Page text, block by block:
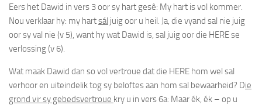
Eers het Dawid in vers 3 oor sy hart gesê: My hart is vol kommer.
Nou verklaar hy: my hartsál juig oor u heil. Ja, die vyand sal nie juig
oor sy val nie (v 5), want hy wat Dawid is, sal juigoor die HERE se
verlossing (v 6).
Wat maak Dawid dan so vol vertroue dat die HERE hom wel sal
verhoor en uiteindelik tog sy beloftes aan hom sal bewaarheid? Die
grond vir sy gebedsvertroue kry u in vers 6a: Maar ék, ék – op u